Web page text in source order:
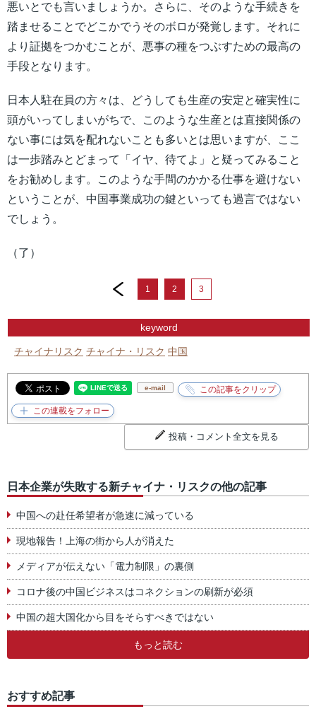
悪いとでも言いましょうか。さらに、そのような手続きを
踏ませることでどこかでうそのボロが発覚します。それに
より証拠をつかむことが、悪事の種をつぶすための最高の
手段となります。
日本人駐在員の方々は、どうしても生産の安定と確実性に
頭がいってしまいがちで、このような生産とは直接関係の
ない事には気を配れないことも多いとは思いますが、ここ
は一歩踏みとどまって「イヤ、待てよ」と疑ってみること
をお勧めします。このような手間のかかる仕事を避けない
ということが、中国事業成功の鍵といっても過言ではない
でしょう。
（了）
prev
1 2 3
keyword
チャイナリスク チャイナ・リスク 中国
e-mail
投稿・コメント全文を見る
日本企業が失敗する新チャイナ・リスクの他の記事
中国への赴任希望者が急速に減っている
現地報告！上海の街から人が消えた
メディアが伝えない「電力制限」の裏側
コロナ後の中国ビジネスはコネクションの刷新が必須
中国の超大国化から目をそらすべきではない
もっと読む
おすすめ記事